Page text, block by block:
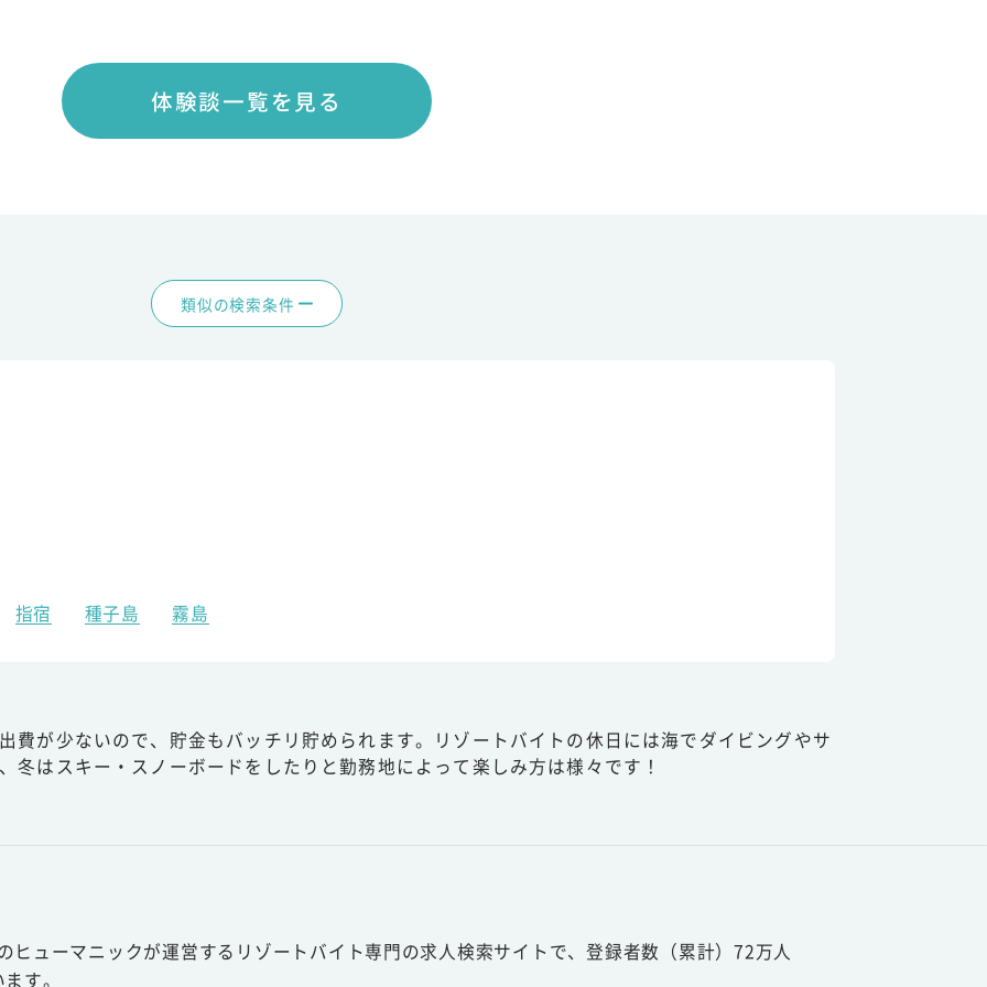
体験談一覧を見る
類似の検索条件
指宿 種子島 霧島
費が少ないので、貯金もバッチリ貯められます。リゾートバイトの休日には海でダイビングやサ
冬はスキー・スノーボードをしたりと勤務地によって楽しみ方は様々です！
ューマニックが運営するリゾートバイト専門の求人検索サイトで、登録者数（累計）72万人
す。